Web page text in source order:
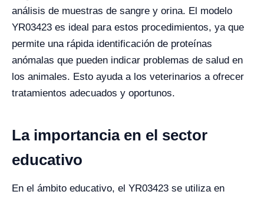
análisis de muestras de sangre y orina. El modelo
YR03423 es ideal para estos procedimientos, ya que
permite una rápida identificación de proteínas
anómalas que pueden indicar problemas de salud en
los animales. Esto ayuda a los veterinarios a ofrecer
tratamientos adecuados y oportunos.
La importancia en el sector
educativo
En el ámbito educativo, el YR03423 se utiliza en